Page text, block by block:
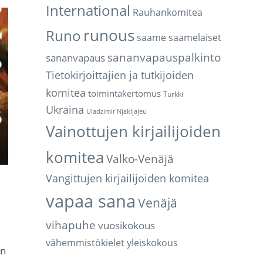
International Rauhankomitea
Runo runous saame saamelaiset
sananvapaus sananvapauspalkinto
Tietokirjoittajien ja tutkijoiden
komitea toimintakertomus Turkki
Ukraina Uladzimir Njakljajeu
Vainottujen kirjailijoiden
komitea Valko-Venäjä
Vangittujen kirjailijoiden komitea
vapaa sana Venäjä
vihapuhe vuosikokous
vähemmistökieletyleiskokous